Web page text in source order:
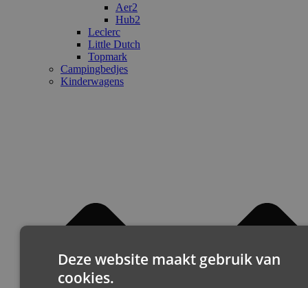
Aer2
Hub2
Leclerc
Little Dutch
Topmark
Campingbedjes
Kinderwagens
Deze website maakt gebruik van
cookies.